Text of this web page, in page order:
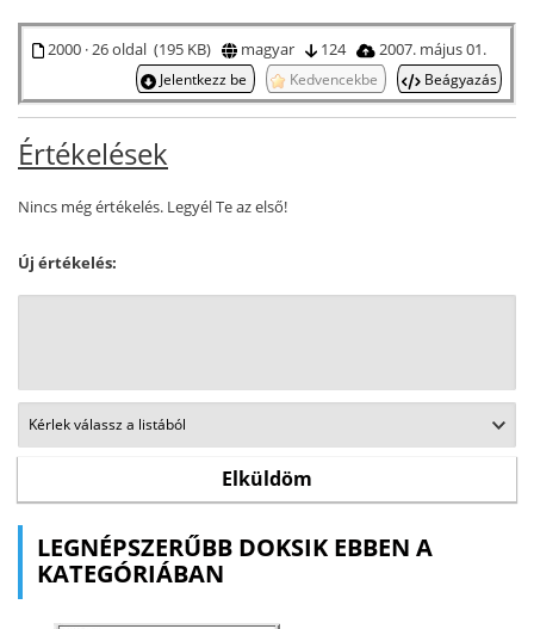
2000 · 26 oldal (195 KB) magyar 124 2007. május 01.
Jelentkezz be Kedvencekbe Beágyazás
Értékelések
Nincs még értékelés. Legyél Te az első!
Új értékelés:
LEGNÉPSZERŰBB DOKSIK EBBEN A
KATEGÓRIÁBAN